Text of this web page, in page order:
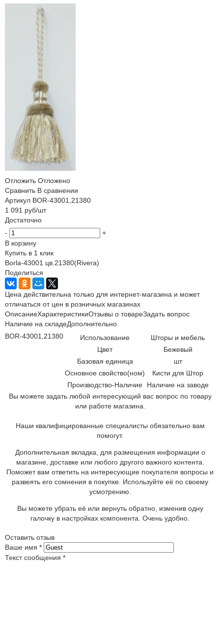
Отложить Отложено
Сравнить В сравнении
Артикул BOR-43001,21380
1 091 руб/шт
Достаточно
-
+
В корзину
Купить в 1 клик
Borla-43001 цв.21380(Rivera)
Поделиться
Цена действительна только для интернет-магазина и может
отличаться от цен в розничных магазинах
ОписаниеХарактеристикиОтзывы о товареЗадать вопрос
Наличие на складеДополнительно
BOR-43001,21380
Использование
Шторы и мебель
Цвет
Бежевый
Базовая единица
шт
Основное свойство(ном)
Кисти для Штор
Производство-Наличие
Наличие на заводе
Вы можете задать любой интересующий вас вопрос по товару
или работе магазина.
Наши квалифицированные специалисты обязательно вам
помогут.
Дополнительная вкладка, для размещения информации о
магазине, доставке или любого другого важного контента.
Поможет вам ответить на интересующие покупателя вопросы и
развеять его сомнения в покупке. Используйте её по своему
усмотрению.
Вы можете убрать её или вернуть обратно, изменив одну
галочку в настройках компонента. Очень удобно.
Оставить отзыв
Ваше имя *
Текст сообщения *